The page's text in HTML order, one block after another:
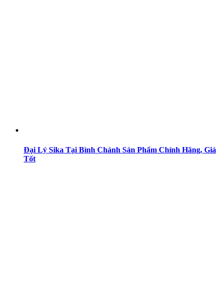
Đại Lý Sika Tại Bình Chánh Sản Phẩm Chính Hãng, Giá
Tốt